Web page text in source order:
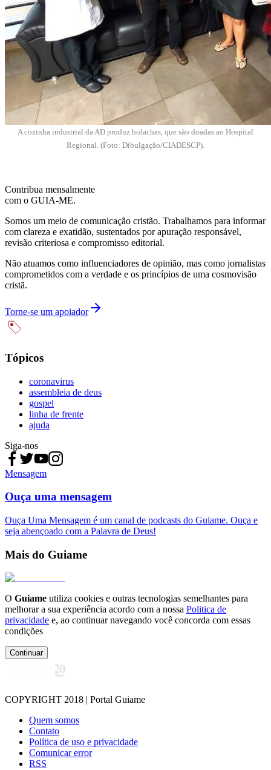
A cozinha industrial da AD produz bolachas, que são doadas ao Hospital
Regional. (Foto: Dibulgação/CIADESCP).
Contribua mensalmente
com o GUIA-ME.
Somos um meio de comunicação cristão. Trabalhamos para informar
com clareza e exatidão, sustentados por apuração responsável,
revisão criteriosa e compromisso editorial.
Não atuamos como influenciadores de opinião, mas como jornalistas
comprometidos com a verdade e os princípios de uma cosmovisão
cristã.
Torne-se um apoiador
Tópicos
coronavirus
assembleia de deus
gospel
linha de frente
ajuda
Siga-nos
Mensagem
Ouça uma mensagem
Ouça Uma Mensagem é um canal de podcasts do Guiame. Ouça e
seja abençoado com a Palavra de Deus!
Mais do Guiame
O Guiame utiliza cookies e outras tecnologias semelhantes para
melhorar a sua experiência acordo com a nossa Politica de
privacidade e, ao continuar navegando você concorda com essas
condições
Continuar
COPYRIGHT 2018 | Portal Guiame
Quem somos
Contato
Política de uso e privacidade
Comunicar error
RSS